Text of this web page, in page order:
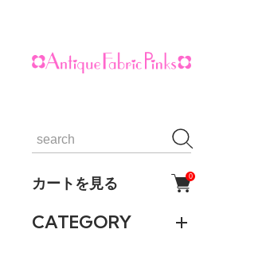
カートを見る 0
CATEGORY